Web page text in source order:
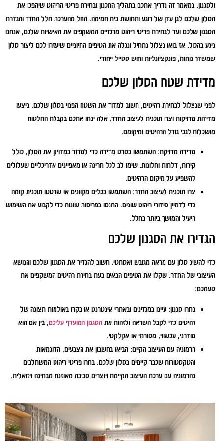
ולסגנון. במאמר זה נדריך אתכם בתהליך התכנון ובחירת פריטי הריהוט שיהפכו את
הסלון שלכם לגן עדן של רוגע ותחושת בית חמימה. החל מהערכת חלל החדר והגדרת
הסגנון שלכם ועד לבחירת פריטי ריהוט מרכזיים המשקפים את האישיות שלכם, אנחנו
ניגע בהכול. אז בואו נצלול נתחיל ונגלה את הטיפים החיוניים שיעזרו לכם ליצור סלון
שמשדר נוחות, פונקציונליות וחוש סטייל ייחודי.
מדידת שטח הסלון שלכם
לפני שנצלול לבחירת רהיטים, חשוב למדוד את השטח הפנוי בסלון שלכם. ביצעו
מדידות מדויקות וצרו תוכנית לעיצוב החדר, אלה ינחו אתכם בקבלת החלטות
מושכלות לגבי גודל הרהיטים ומיקומם.
מדידה מדויקת: השתמשו בסרט מדידה כדי למדוד במדויק את הסלון, כולל
קירות, דלתות וחלונות. שימו לב לכל חריגה או מאפיינים אדריכליים שעלולים
להשפיע על מיקום הרהיטים.
צרו תוכנית לעיצוב החדר: השתמשו בכלים מקוונים או שרטטו תוכנית קומה
כדי לדמיין סידורי ריהוט שונים. התנסו בפריסות שונות כדי לקבוע את השימוש
היעיל והמושך ביותר בחלל.
הגדירו את הסגנון שלכם
כדי להשיג סלון עם מראה מגובש ואסתטי, חשוב להגדיר את הסגנון שלכם והנושא
העיצובי של החדר. שקלו את הטיפים הבאים בעת בחירת רהיטים המשקפים את
טעמכם:
בחרו סגנון: עיינו במגזינים ובאתרי אינטרנט או בקרו באולמות תצוגה של
רהיטים כדי לקבל השראה ולזהות את הסגנון המועדף עליכם, בין אם הוא
מודרני, עכשווי, מסורתי או אקלקטי.
הרמוניה עם העיצוב הקיים: הביאו בחשבון את הצבעים, הדוגמאות
והטקסטורות שכבר קיימים בסלון שלכם. בחרו פריטי ריהוט המשתלבים
בהרמוניה עם ערכת העיצוב הקיימת ויוצרים סביבה מאוזנת מבחינה ויזואלית.